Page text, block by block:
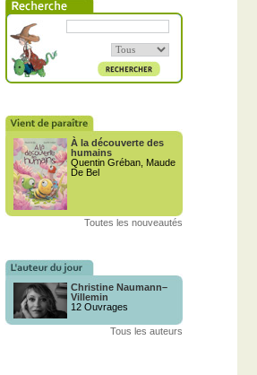
À la découverte des
humains
Quentin Gréban, Maude
De Bel
Toutes les nouveautés
Christine Naumann–
Villemin
12 Ouvrages
Tous les auteurs